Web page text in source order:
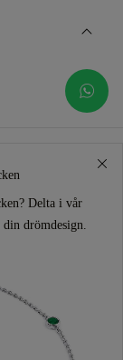
Delta i vår
drömdesign.